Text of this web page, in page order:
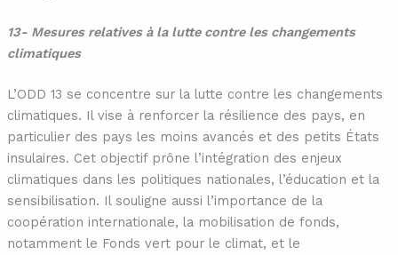
13- Mesures relatives à la lutte contre les changements
climatiques
L’ODD 13 se concentre sur la lutte contre les changements
climatiques. Il vise à renforcer la résilience des pays, en
particulier des pays les moins avancés et des petits États
insulaires. Cet objectif prône l’intégration des enjeux
climatiques dans les politiques nationales, l’éducation et la
sensibilisation. Il souligne aussi l’importance de la
coopération internationale, la mobilisation de fonds,
notamment le Fonds vert pour le climat, et le